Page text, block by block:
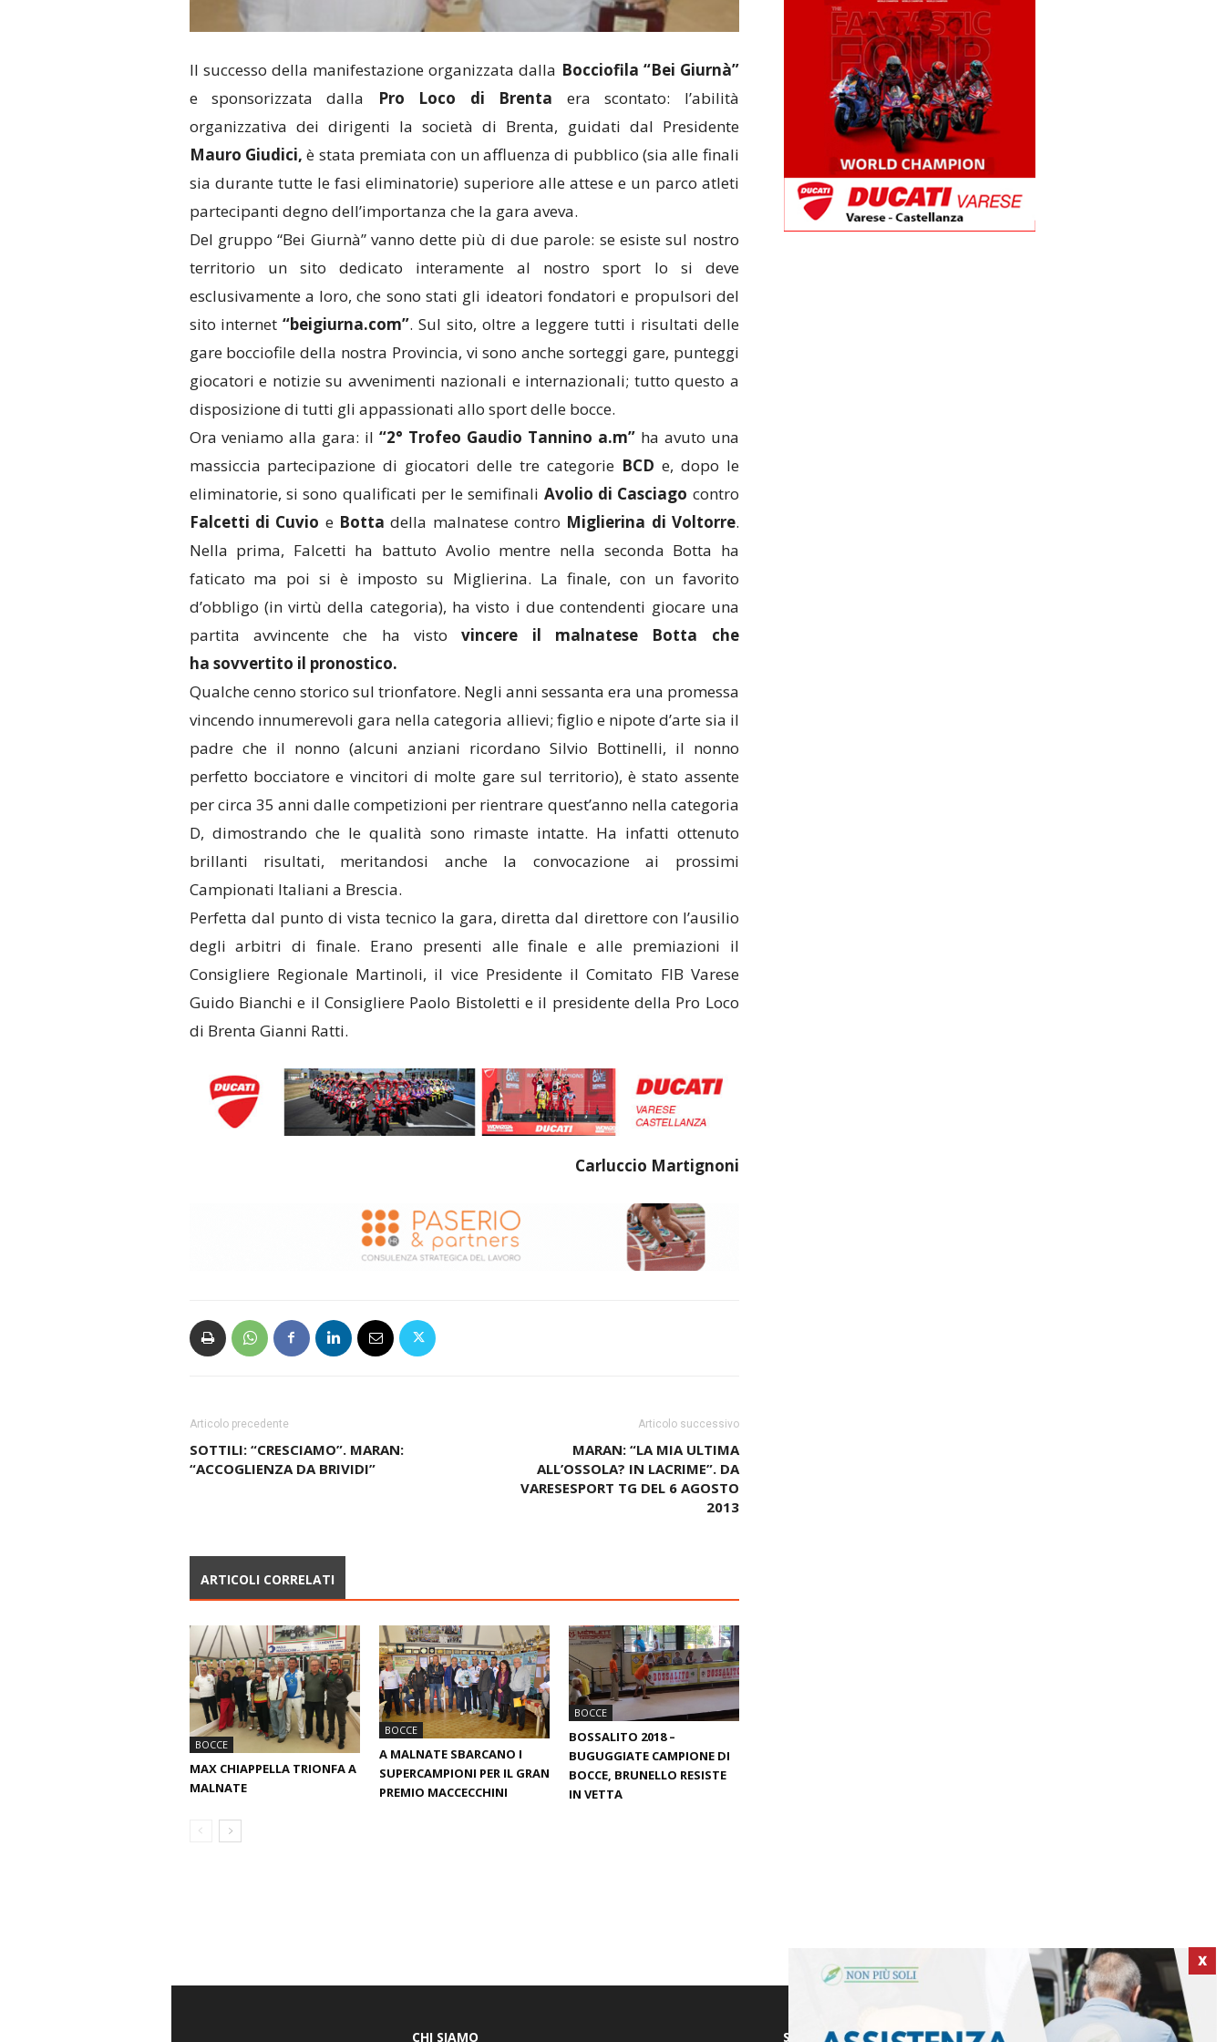
Il successo della manifestazione organizzata dalla Bocciofila “Bei Giurnà”
e sponsorizzata dalla Pro Loco di Brenta era scontato: l’abilità
organizzativa dei dirigenti la società di Brenta, guidati dal Presidente
Mauro Giudici, è stata premiata con un affluenza di pubblico (sia alle finali
sia durante tutte le fasi eliminatorie) superiore alle attese e un parco atleti
partecipanti degno dell’importanza che la gara aveva.
Del gruppo “Bei Giurnà” vanno dette più di due parole: se esiste sul nostro
territorio un sito dedicato interamente al nostro sport lo si deve
esclusivamente a loro, che sono stati gli ideatori fondatori e propulsori del
sito internet“beigiurna.com”. Sul sito, oltre a leggere tutti i risultati delle
gare bocciofile della nostra Provincia, vi sono anche sorteggi gare, punteggi
giocatori e notizie su avvenimenti nazionali e internazionali; tutto questo a
disposizione di tutti gli appassionati allo sport delle bocce.
Ora veniamo alla gara: il“2° Trofeo Gaudio Tannino a.m” ha avuto una
massiccia partecipazione di giocatori delle tre categorie BCD e, dopo le
eliminatorie, si sono qualificati per le semifinali Avolio di Casciago contro
Falcetti di Cuvio e Botta della malnatese contro Miglierina di Voltorre.
Nella prima, Falcetti ha battuto Avolio mentre nella seconda Botta ha
faticato ma poi si è imposto su Miglierina. La finale, con un favorito
d’obbligo (in virtù della categoria), ha visto i due contendenti giocare una
partita avvincente che ha vistovincere il malnatese Botta che
ha sovvertito il pronostico.
Qualche cenno storico sul trionfatore. Negli anni sessanta era una promessa
vincendo innumerevoli gara nella categoria allievi; figlio e nipote d’arte sia il
padre che il nonno (alcuni anziani ricordano Silvio Bottinelli, il nonno
perfetto bocciatore e vincitori di molte gare sul territorio), è stato assente
per circa 35 anni dalle competizioni per rientrare quest’anno nella categoria
D, dimostrando che le qualità sono rimaste intatte. Ha infatti ottenuto
brillanti risultati, meritandosi anche la convocazione ai prossimi
Campionati Italiani a Brescia.
Perfetta dal punto di vista tecnico la gara, diretta dal direttore con l’ausilio
degli arbitri di finale. Erano presenti alle finale e alle premiazioni il
Consigliere Regionale Martinoli, il vice Presidente il Comitato FIB Varese
Guido Bianchi e il Consigliere Paolo Bistoletti e il presidente della Pro Loco
di Brenta Gianni Ratti.
Carluccio Martignoni
Articolo precedente
SOTTILI: “CRESCIAMO”. MARAN:
“ACCOGLIENZA DA BRIVIDI”
Articolo successivo
MARAN: “LA MIA ULTIMA
ALL’OSSOLA? IN LACRIME”. DA
VARESESPORT TG DEL 6 AGOSTO
2013
ARTICOLI CORRELATI
BOCCE
MAX CHIAPPELLA TRIONFA A
MALNATE
BOCCE
A MALNATE SBARCANO I
SUPERCAMPIONI PER IL GRAN
PREMIO MACCECCHINI
BOCCE
BOSSALITO 2018 –
BUGUGGIATE CAMPIONE DI
BOCCE, BRUNELLO RESISTE
IN VETTA
X
CHI SIAMO SEGUICI